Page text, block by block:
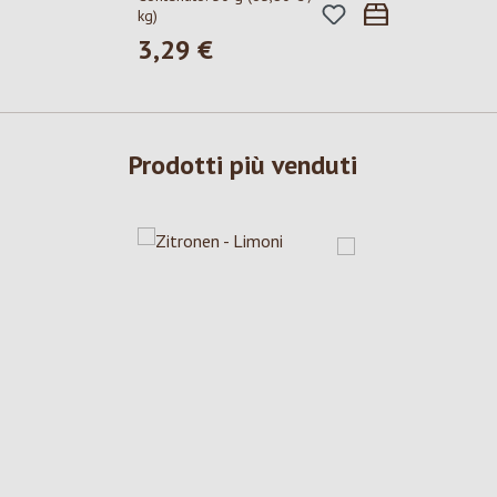
kg)
Prezzo normale:
3,29 €
Prodotti più venduti